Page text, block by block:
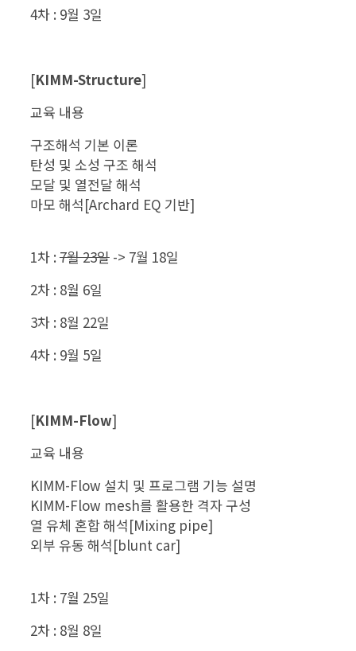
4차 : 9월 3일
[KIMM-Structure]
교육 내용
구조해석 기본 이론
탄성 및 소성 구조 해석
모달 및 열전달 해석
마모 해석[Archard EQ 기반]
1차 : 7월 23일-> 7월 18일
2차 : 8월 6일
3차 : 8월 22일
4차 : 9월 5일
[KIMM-Flow]
교육 내용
KIMM-Flow 설치 및 프로그램 기능 설명
KIMM-Flow mesh를 활용한 격자 구성
열 유체 혼합 해석[Mixing pipe]
외부 유동 해석[blunt car]
1차 : 7월 25일
2차 : 8월 8일